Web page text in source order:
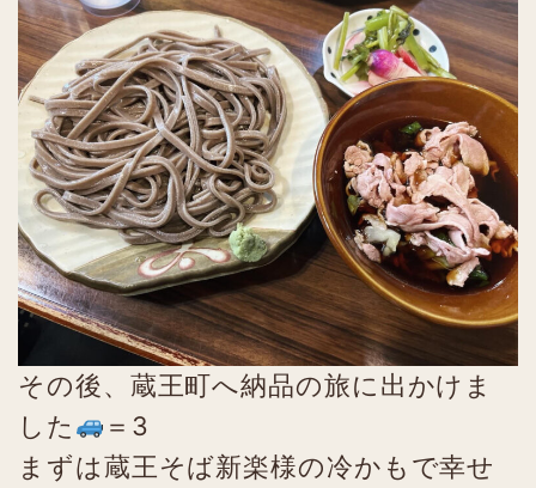
その後、蔵王町へ納品の旅に出かけま
した
＝3
まずは蔵王そば新楽様の冷かもで幸せ